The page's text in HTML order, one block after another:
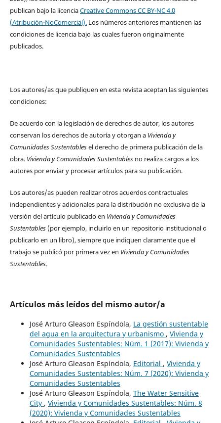
publican bajo la licenciaCreative Commons CC BY-NC 4.0
(Atribución-NoComercial).Los números anteriores mantienen las
condiciones de licencia bajo las cuales fueron originalmente
publicados.
Los autores/as que publiquen en esta revista aceptan las siguientes
condiciones:
De acuerdo con la legislación de derechos de autor, los autores
conservan los derechos de autoría y otorgan a Vivienda y
Comunidades Sustentablesel derecho de primera publicación de la
obra. Vivienda y Comunidades Sustentablesno realiza cargos a los
autores por enviar y procesar artículos para su publicación.
Los autores/as pueden realizar otros acuerdos contractuales
independientes y adicionales para la distribución no exclusiva de la
versión del artículo publicado en Vivienda y Comunidades
Sustentables(por ejemplo, incluirlo en un repositorio institucional o
publicarlo en un libro), siempre que indiquen claramente que el
trabajo se publicó por primera vez en Vivienda y Comunidades
Sustentables.
Artículos más leídos del mismo autor/a
José Arturo Gleason Espíndola, La gestión sustentable
del agua en la arquitectura y urbanismo , Vivienda y
Comunidades Sustentables: Núm. 1 (2017): Vivienda y
Comunidades Sustentables
José Arturo Gleason Espíndola, Editorial , Vivienda y
Comunidades Sustentables: Núm. 7 (2020): Vivienda y
Comunidades Sustentables
José Arturo Gleason Espíndola, The Water Sensitive
City , Vivienda y Comunidades Sustentables: Núm. 8
(2020): Vivienda y Comunidades Sustentables